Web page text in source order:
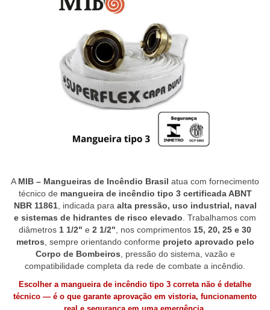
A MIB – Mangueiras de Incêndio Brasil atua com fornecimento
técnico de mangueira de incêndio tipo 3 certificada ABNT
NBR 11861, indicada para alta pressão, uso industrial, naval
e sistemas de hidrantes de risco elevado . Trabalhamos com
diâmetros 1 1/2" e 2 1/2" , nos comprimentos 15, 20, 25 e 30
metros , sempre orientando conforme projeto aprovado pelo
Corpo de Bombeiros , pressão do sistema, vazão e
compatibilidade completa da rede de combate a incêndio.
Escolher a mangueira de incêndio tipo 3 correta não é detalhe
técnico — é o que garante aprovação em vistoria, funcionamento